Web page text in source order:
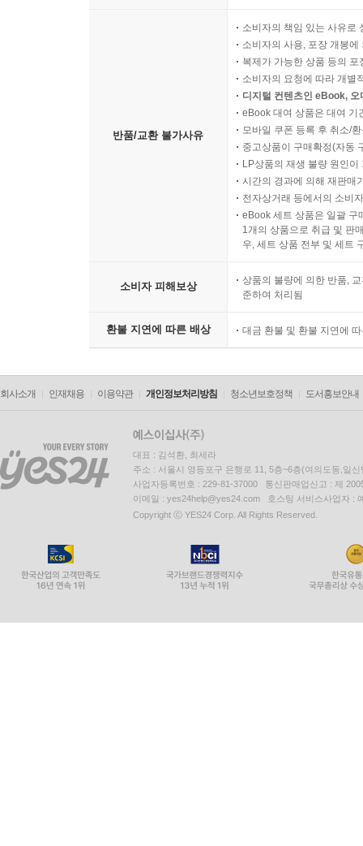
반품/교환 불가사유
소비자의 책임 있는 사유로
소비자의 사용, 포장 개봉
복제가 가능한 상품 등의
소비자의 요청에 따라 개별
디지털 컨텐츠인 eBook,
eBook 대여 상품은 대여 기
모바일 쿠폰 등록 후 취소/
중고상품이 구매확정(자동
LP상품의 재생 불량 원인
시간의 경과에 의해 재판매
전자상거래 등에서의 소비
eBook 세트 상품은 일괄 구
1개의 상품으로 취급 및 판
우, 세트 상품 전부 및 세트
소비자 피해보상
상품의 불량에 의한 반품,
준하여 처리됨
환불 지연에 따른 배상 대금 환불 및 환불 지연에
회사소개 인재채용 이용약관 개인정보처리방침 청소년보호정책 도서홍보안내
대표 : 김석환, 최세라
주소 : 서울시 영등포구 은행로 11, 5층~6층(여의도동,일신
사업자등록번호 : 229-81-37000 통신판매업신고 : 제
이메일 : yes24help@yes24.com 호스팅 서비스사업자 :
Copyright ⓒ YES24 Corp. All Rights Reserved.